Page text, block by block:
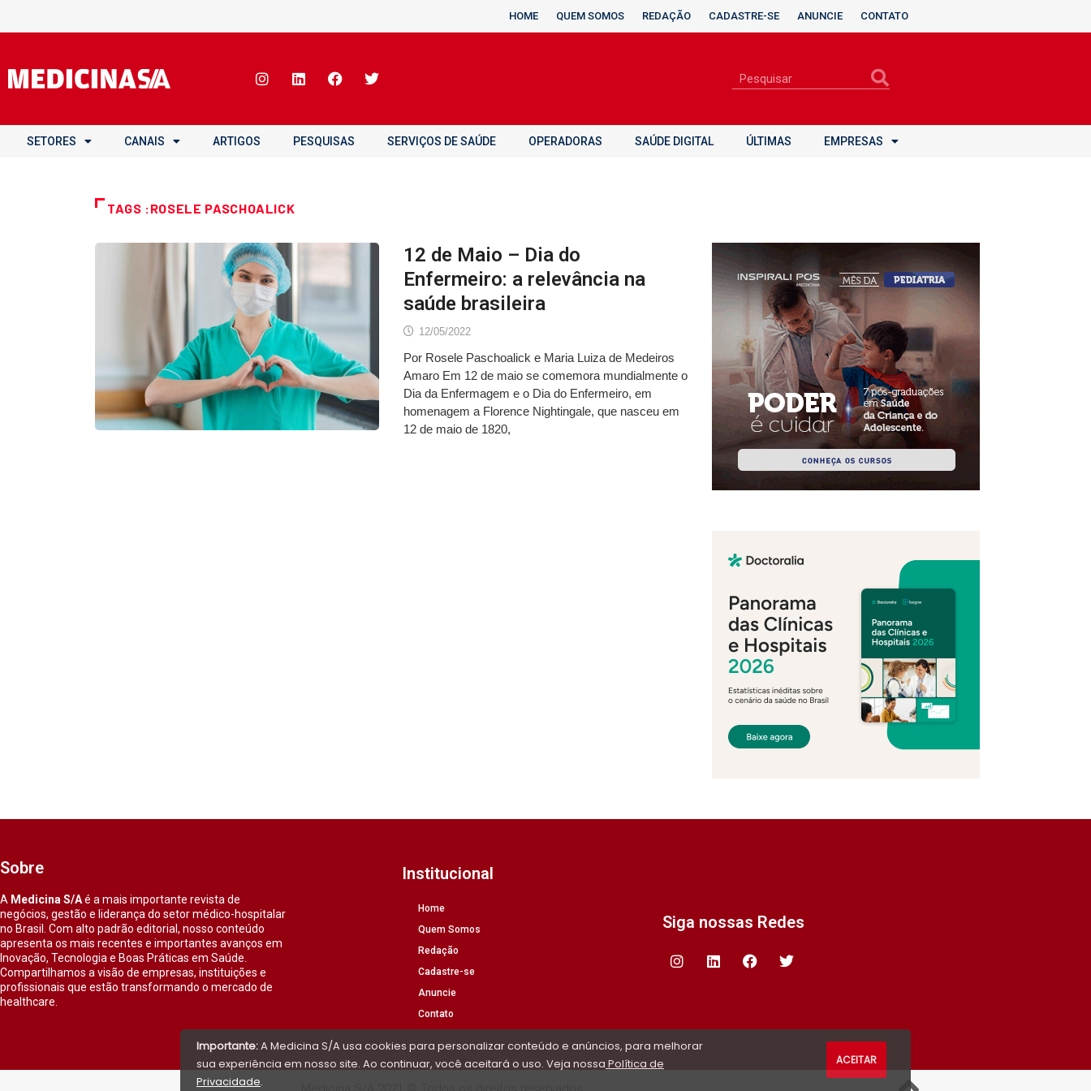
HOME QUEM SOMOS REDAÇÃO CADASTRE-SE ANUNCIE CONTATO
SETORES CANAIS ARTIGOS PESQUISAS SERVIÇOS DE SAÚDE OPERADORAS SAÚDE DIGITAL ÚLTIMAS EMPRESAS
TAGS :ROSELE PASCHOALICK
12 de Maio – Dia do
Enfermeiro: a relevância na
saúde brasileira
12/05/2022
Por Rosele Paschoalick e Maria Luiza de Medeiros
Amaro Em 12 de maio se comemora mundialmente o
Dia da Enfermagem e o Dia do Enfermeiro, em
homenagem a Florence Nightingale, que nasceu em
12 de maio de 1820,
Sobre
A Medicina S/Aé a mais importante revista de
negócios, gestão e liderança do setor médico-hospitalar
no Brasil. Com alto padrão editorial, nosso conteúdo
apresenta os mais recentes e importantes avanços em
Inovação, Tecnologia e Boas Práticas em Saúde.
Compartilhamos a visão de empresas, instituições e
profissionais que estão transformando o mercado de
healthcare.
Institucional
Home
Quem Somos
Redação
Cadastre-se
Anuncie
Contato
Siga nossas Redes
Importante:A Medicina S/A usa cookies para personalizar conteúdo e anúncios, para melhorar
sua experiência em nosso site. Ao continuar, você aceitará o uso. Veja nossa Política de
Privacidade.
ACEITAR